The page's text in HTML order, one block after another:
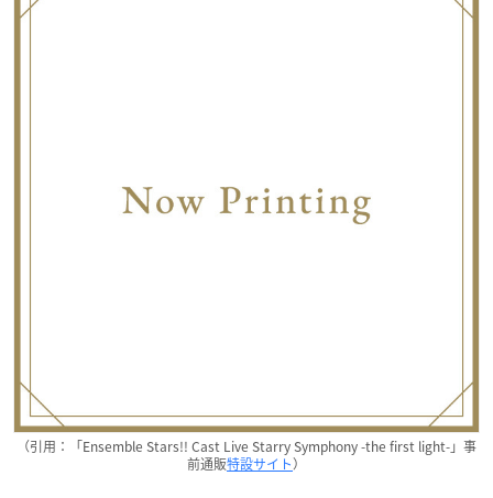
（引用：「Ensemble Stars!! Cast Live Starry Symphony -the first light-」事
前通販特設サイト）